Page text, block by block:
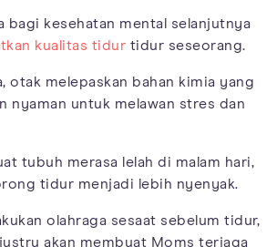
bagi kesehatan mental selanjutnya
kualitas tidur tidur seseorang.
otak melepaskan bahan kimia yang
nyaman untuk melawan stres dan
tubuh merasa lelah di malam hari,
tidur menjadi lebih nyenyak.
olahraga sesaat sebelum tidur,
akan membuat Moms terjaga